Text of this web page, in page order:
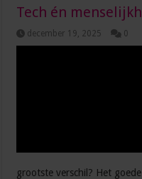
Tech én
december 19, 2025 0
grootste verschil? Het